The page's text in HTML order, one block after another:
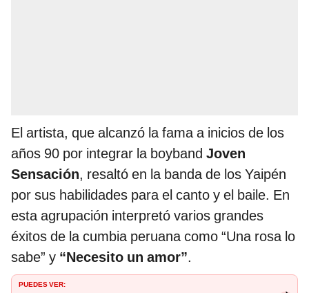
El artista, que alcanzó la fama a inicios de los
años 90 por integrar la boyband Joven
Sensación, resaltó en la banda de los Yaipén
por sus habilidades para el canto y el baile. En
esta agrupación interpretó varios grandes
éxitos de la cumbia peruana como “Una rosa lo
sabe” y “Necesito un amor”.
PUEDES VER: